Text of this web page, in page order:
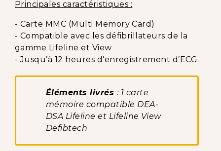
Principales caractéristiques :
- Carte MMC (Multi Memory Card)
- Compatible avec les défibrillateurs de la
gamme Lifeline et View
- Jusqu’à 12 heures d'enregistrement d’ECG
Éléments livrés : 1 carte
mémoire compatible DEA-
DSA Lifeline et Lifeline View
Defibtech